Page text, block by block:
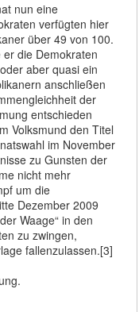
nun eine
verfügten hier
über 49 von 100.
die Demokraten
aber quasi ein
anschließen
der
entschieden
Volksmund den Titel
im November
zu Gunsten der
nicht mehr
um die
Dezember 2009
Waage“ in den
zu zwingen,
fallenzulassen.[3]